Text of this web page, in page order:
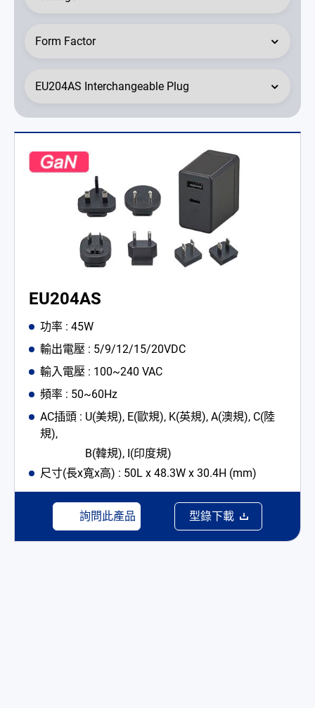
EU204AS
功率 : 45W
輸出電壓 : 5/9/12/15/20VDC
輸入電壓 : 100~240 VAC
頻率 : 50~60Hz
AC插頭 : U(美規), E(歐規), K(英規), A(澳規), C(陸
規),
B(韓規), I(印度規)
尺寸(長x寬x高) : 50L x 48.3W x 30.4H (mm)
詢問此產品 型錄下載